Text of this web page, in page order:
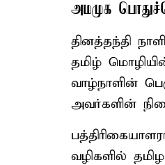
அமமுக
தினத்தந்தி
தமிழ்
வாழ்நாளின்
அவர்களின்
வழிகளில்